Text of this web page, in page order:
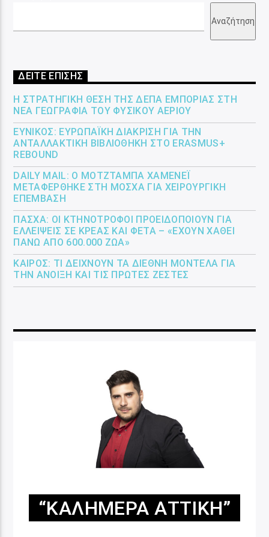
Αναζήτηση
ΔΕΙΤΕ ΕΠΙΣΗΣ
Η ΣΤΡΑΤΗΓΙΚΉ ΘΈΣΗ ΤΗΣ ΔΕΠΑ ΕΜΠΟΡΊΑΣ ΣΤΗ
ΝΈΑ ΓΕΩΓΡΑΦΊΑ ΤΟΥ ΦΥΣΙΚΟΎ ΑΕΡΊΟΥ
ΕΎΝΙΚΟΣ: ΕΥΡΩΠΑΪΚΉ ΔΙΆΚΡΙΣΗ ΓΙΑ ΤΗΝ
ΑΝΤΑΛΛΑΚΤΙΚΉ ΒΙΒΛΙΟΘΉΚΗ ΣΤΟ ERASMUS+
REBOUND
DAILY MAIL: Ο ΜΟΤΖΤΆΜΠΑ ΧΑΜΕΝΕΪ́
ΜΕΤΑΦΈΡΘΗΚΕ ΣΤΗ ΜΌΣΧΑ ΓΙΑ ΧΕΙΡΟΥΡΓΙΚΉ
ΕΠΈΜΒΑΣΗ
ΠΆΣΧΑ: ΟΙ ΚΤΗΝΟΤΡΌΦΟΙ ΠΡΟΕΙΔΟΠΟΙΟΎΝ ΓΙΑ
ΕΛΛΕΊΨΕΙΣ ΣΕ ΚΡΈΑΣ ΚΑΙ ΦΈΤΑ – «ΈΧΟΥΝ ΧΑΘΕΊ
ΠΆΝΩ ΑΠΌ 600.000 ΖΏΑ»
ΚΑΙΡΌΣ: ΤΙ ΔΕΊΧΝΟΥΝ ΤΑ ΔΙΕΘΝΉ ΜΟΝΤΈΛΑ ΓΙΑ
ΤΗΝ ΆΝΟΙΞΗ ΚΑΙ ΤΙΣ ΠΡΏΤΕΣ ΖΈΣΤΕΣ
“ΚΑΛΗΜΈΡΑ ΑΤΤΙΚΉ”